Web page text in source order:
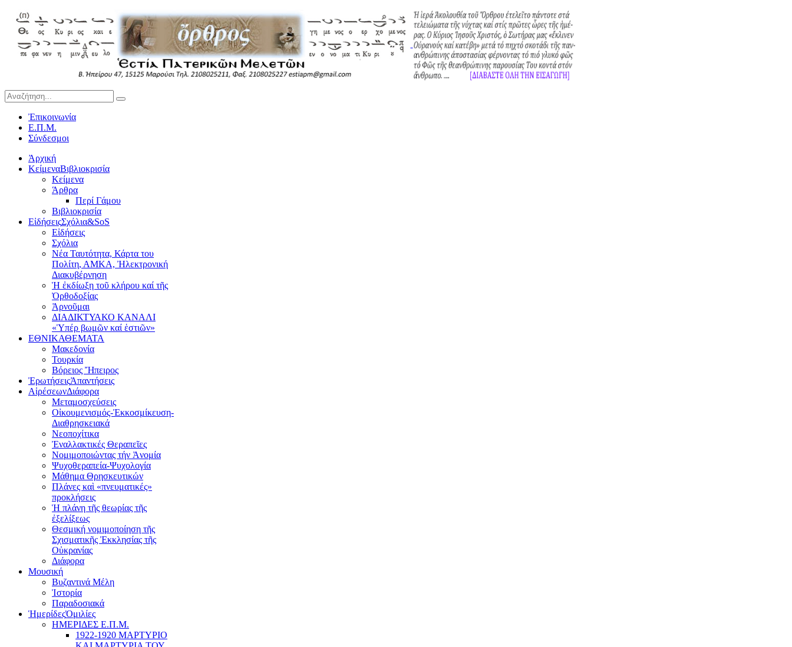
Ἐπικοινωνία
Ε.Π.Μ.
Σύνδεσμοι
Ἀρχική
ΚείμεναΒιβλιοκρισία
Κείμενα
Άρθρα
Περί Γάμου
Βιβλιοκρισία
ΕἰδήσειςΣχόλια&SoS
Εἰδήσεις
Σχόλια
Νέα Ταυτότητα, Κάρτα του
Πολίτη, ΑΜΚΑ, Ἠλεκτρονική
Διακυβέρνηση
Ἡ ἐκδίωξη τοῦ κλήρου καί τῆς
Ὀρθοδοξίας
Ἀρνοῦμαι
ΔΙΑΔΙΚΤΥΑΚΟ ΚΑΝΑΛΙ
«Ὑπέρ βωμῶν καί ἑστιῶν»
ΕΘΝΙΚΑΘΕΜΑΤΑ
Μακεδονία
Τουρκία
Βόρειος Ἤπειρος
ἘρωτήσειςἈπαντήσεις
ΑἱρέσεωνΔιάφορα
Μεταμοσχεύσεις
Οἰκουμενισμός-Ἐκκοσμίκευση-
Διαθρησκειακά
Νεοποχίτικα
Ἐναλλακτικές Θεραπεῖες
Νομιμοποιώντας τήν Ἀνομία
Ψυχοθεραπεία-Ψυχολογία
Μάθημα Θρησκευτικών
Πλάνες καὶ «πνευματικές»
προκλήσεις
Ἡ πλάνη τῆς θεωρίας τῆς
ἐξελίξεως
Θεσμική νομιμοποίηση τῆς
Σχισματικῆς Ἐκκλησίας τῆς
Οὐκρανίας
Διάφορα
Μουσική
Βυζαντινά Μέλη
Ἰστορία
Παραδοσιακά
ἩμερίδεςὉμιλίες
ΗΜΕΡΙΔΕΣ Ε.Π.Μ.
1922-1920 ΜΑΡΤΥΡΙΟ